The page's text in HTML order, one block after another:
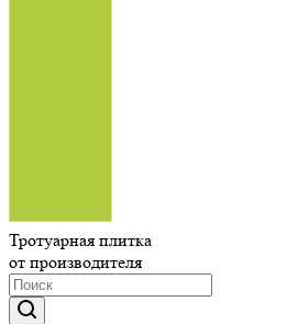
Тротуарная плитка
от производителя